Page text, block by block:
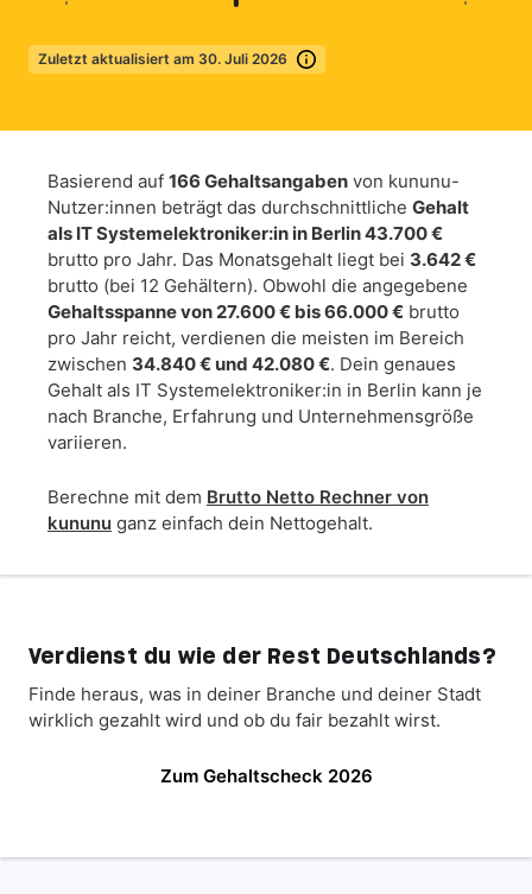
Zuletzt aktualisiert am 30. Juli 2026 Mehr erfahren
Basierend auf 166 Gehaltsangaben von kununu-
Nutzer:innen beträgt das durchschnittliche Gehalt
als IT Systemelektroniker:in in Berlin 43.700 €
brutto pro Jahr. Das Monatsgehalt liegt bei 3.642 €
brutto (bei 12 Gehältern). Obwohl die angegebene
Gehaltsspanne von 27.600 € bis 66.000 € brutto
pro Jahr reicht, verdienen die meisten im Bereich
zwischen 34.840 € und 42.080 €. Dein genaues
Gehalt als IT Systemelektroniker:in in Berlin kann je
nach Branche, Erfahrung und Unternehmensgröße
variieren.
Berechne mit dem Brutto Netto Rechner von
kununu ganz einfach dein Nettogehalt.
Verdienst du wie der Rest Deutschlands?
Finde heraus, was in deiner Branche und deiner Stadt
wirklich gezahlt wird und ob du fair bezahlt wirst.
Zum Gehaltscheck 2026